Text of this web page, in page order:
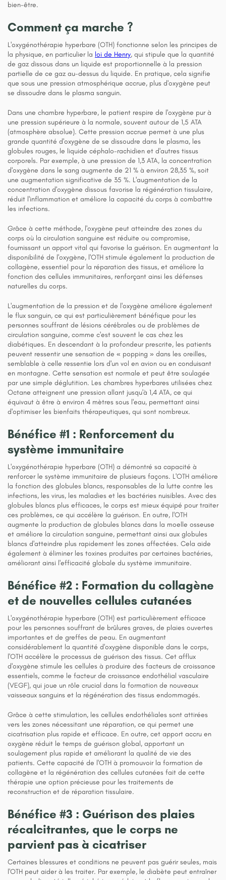
bien-être.
Comment ça marche ?
L'oxygénothérapie hyperbare (OTH) fonctionne selon les principes de
la physique, en particulier la loi de Henry, qui stipule que la quantité
de gaz dissous dans un liquide est proportionnelle à la pression
partielle de ce gaz au-dessus du liquide. En pratique, cela signifie
que sous une pression atmosphérique accrue, plus d'oxygène peut
se dissoudre dans le plasma sanguin.
Dans une chambre hyperbare, le patient respire de l'oxygène pur à
une pression supérieure à la normale, souvent autour de 1,5 ATA
(atmosphère absolue). Cette pression accrue permet à une plus
grande quantité d'oxygène de se dissoudre dans le plasma, les
globules rouges, le liquide céphalo-rachidien et d'autres tissus
corporels. Par exemple, à une pression de 1,3 ATA, la concentration
d'oxygène dans le sang augmente de 21 % à environ 28,35 %, soit
une augmentation significative de 35 %. L'augmentation de la
concentration d'oxygène dissous favorise la régénération tissulaire,
réduit l'inflammation et améliore la capacité du corps à combattre
les infections.
Grâce à cette méthode, l'oxygène peut atteindre des zones du
corps où la circulation sanguine est réduite ou compromise,
fournissant un apport vital qui favorise la guérison. En augmentant la
disponibilité de l'oxygène, l'OTH stimule également la production de
collagène, essentiel pour la réparation des tissus, et améliore la
fonction des cellules immunitaires, renforçant ainsi les défenses
naturelles du corps.
L'augmentation de la pression et de l'oxygène améliore également
le flux sanguin, ce qui est particulièrement bénéfique pour les
personnes souffrant de lésions cérébrales ou de problèmes de
circulation sanguine, comme c'est souvent le cas chez les
diabétiques. En descendant à la profondeur prescrite, les patients
peuvent ressentir une sensation de « popping » dans les oreilles,
semblable à celle ressentie lors d'un vol en avion ou en conduisant
en montagne. Cette sensation est normale et peut être soulagée
par une simple déglutition. Les chambres hyperbares utilisées chez
Octane atteignent une pression allant jusqu'à 1,4 ATA, ce qui
équivaut à être à environ 4 mètres sous l'eau, permettant ainsi
d'optimiser les bienfaits thérapeutiques, qui sont nombreux.
Bénéfice #1 : Renforcement du
système immunitaire
L'oxygénothérapie hyperbare (OTH) a démontré sa capacité à
renforcer le système immunitaire de plusieurs façons. L'OTH améliore
la fonction des globules blancs, responsables de la lutte contre les
infections, les virus, les maladies et les bactéries nuisibles. Avec des
globules blancs plus efficaces, le corps est mieux équipé pour traiter
ces problèmes, ce qui accélère la guérison. En outre, l'OTH
augmente la production de globules blancs dans la moelle osseuse
et améliore la circulation sanguine, permettant ainsi aux globules
blancs d'atteindre plus rapidement les zones affectées. Cela aide
également à éliminer les toxines produites par certaines bactéries,
améliorant ainsi l'efficacité globale du système immunitaire.
Bénéfice #2 : Formation du collagène
et de nouvelles cellules cutanées
L'oxygénothérapie hyperbare (OTH) est particulièrement efficace
pour les personnes souffrant de brûlures graves, de plaies ouvertes
importantes et de greffes de peau. En augmentant
considérablement la quantité d'oxygène disponible dans le corps,
l'OTH accélère le processus de guérison des tissus. Cet afflux
d'oxygène stimule les cellules à produire des facteurs de croissance
essentiels, comme le facteur de croissance endothélial vasculaire
(VEGF), qui joue un rôle crucial dans la formation de nouveaux
vaisseaux sanguins et la régénération des tissus endommagés.
Grâce à cette stimulation, les cellules endothéliales sont attirées
vers les zones nécessitant une réparation, ce qui permet une
cicatrisation plus rapide et efficace. En outre, cet apport accru en
oxygène réduit le temps de guérison global, apportant un
soulagement plus rapide et améliorant la qualité de vie des
patients. Cette capacité de l'OTH à promouvoir la formation de
collagène et la régénération des cellules cutanées fait de cette
thérapie une option précieuse pour les traitements de
reconstruction et de réparation tissulaire.
Bénéfice #3 : Guérison des plaies
récalcitrantes, que le corps ne
parvient pas à cicatriser
Certaines blessures et conditions ne peuvent pas guérir seules, mais
l'OTH peut aider à les traiter. Par exemple, le diabète peut entraîner